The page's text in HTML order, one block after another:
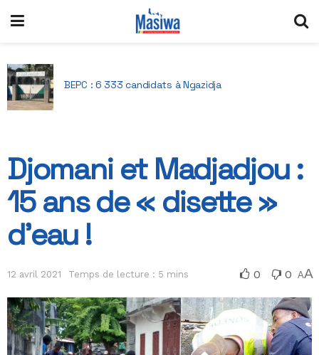
La vague fantôme : Ceuta, miroir des fractures
migratoires espagnoles
Djomani et Madjadjou :
15 ans de « disette »
d’eau !
12 avril 2021 Temps de lecture : 5 mins 0 0 AA